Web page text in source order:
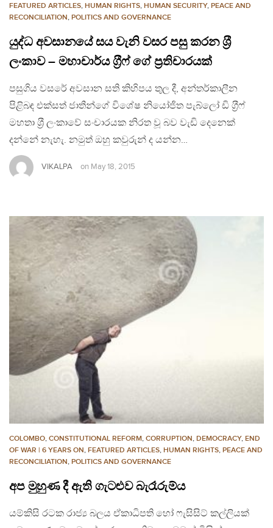
FEATURED ARTICLES, HUMAN RIGHTS, HUMAN SECURITY, PEACE AND
RECONCILIATION, POLITICS AND GOVERNANCE
යුද්ධ අවසානයේ සය වැනි වසර පසු කරන ශ‍්‍රී
ලංකාව – මහාචාර්ය ග‍්‍රීෆ් ගේ ප‍්‍රතිචාරයක්
පසුගිය වසරේ අවසාන සති කිහිපය තුල දී, අන්තර්කාලීන
පිළිබඳ එක්සත් ජාතීන්ගේ විශේෂ නියෝජිත පැබ්ලෝ ඩි ග‍්‍රීෆ්
මහතා ශ‍්‍රී ලංකාවේ සංචාරයක නිරත වූ බව වැඩි දෙනෙක්
දන්නේ නැහැ. නමුත් ඔහු කවුරුන් ද යන්න…
VIKALPA on May 18, 2015
COLOMBO, CONSTITUTIONAL REFORM, CORRUPTION, DEMOCRACY, END
OF WAR | 6 YEARS ON, FEATURED ARTICLES, HUMAN RIGHTS, PEACE AND
RECONCILIATION, POLITICS AND GOVERNANCE
අප මුහුණ දී ඇති ගැටළුව බැරෑරුම්ය
යම්කිසි රටක රාජ්‍ය බලය ඒකාධිපති හෝ ෆැසිසිට් කල්ලියක්